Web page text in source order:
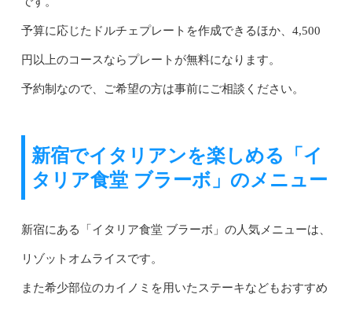
予算に応じたドルチェプレートを作成できるほか、4,500
円以上のコースならプレートが無料になります。
予約制なので、ご希望の方は事前にご相談ください。
新宿でイタリアンを楽しめる「イ
タリア食堂 ブラーボ」のメニュー
新宿にある「イタリア食堂 ブラーボ」の人気メニューは、
リゾットオムライスです。
また希少部位のカイノミを用いたステーキなどもおすすめ